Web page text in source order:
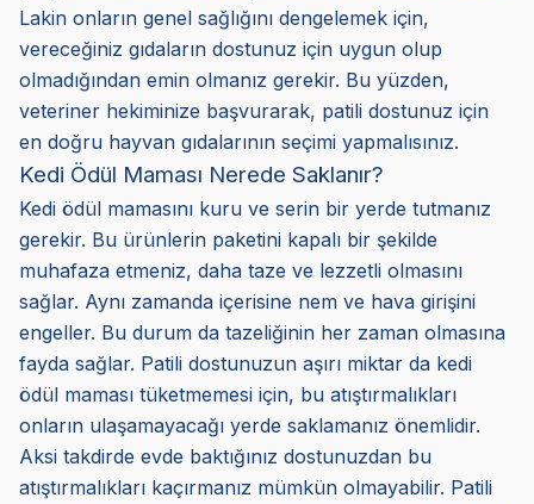
Lakin onların genel sağlığını dengelemek için,
vereceğiniz gıdaların dostunuz için uygun olup
olmadığından emin olmanız gerekir. Bu yüzden,
veteriner hekiminize başvurarak, patili dostunuz için
en doğru hayvan gıdalarının seçimi yapmalısınız.
Kedi Ödül Maması Nerede Saklanır?
Kedi ödül mamasını kuru ve serin bir yerde tutmanız
gerekir. Bu ürünlerin paketini kapalı bir şekilde
muhafaza etmeniz, daha taze ve lezzetli olmasını
sağlar. Aynı zamanda içerisine nem ve hava girişini
engeller. Bu durum da tazeliğinin her zaman olmasına
fayda sağlar. Patili dostunuzun aşırı miktar da kedi
ödül maması tüketmemesi için, bu atıştırmalıkları
onların ulaşamayacağı yerde saklamanız önemlidir.
Aksi takdirde evde baktığınız dostunuzdan bu
atıştırmalıkları kaçırmanız mümkün olmayabilir. Patili